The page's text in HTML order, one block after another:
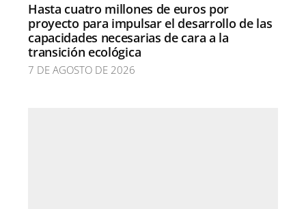
Hasta cuatro millones de euros por
proyecto para impulsar el desarrollo de las
capacidades necesarias de cara a la
transición ecológica
7 DE AGOSTO DE 2026